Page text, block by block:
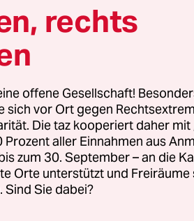
rechts
offene Gesellschaft!
sich vor Ort gegen
Die taz kooperiert daher mit
Prozent aller Einnahmen aus
zum 30. September – an die
Orte unterstützt und Freiräume
Sind Sie dabei?